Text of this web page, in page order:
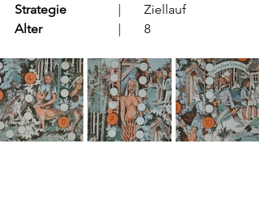
Strategie
Alter
			  |	8